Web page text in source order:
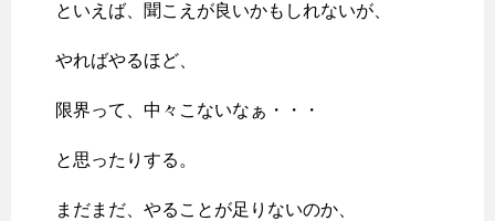
といえば、聞こえが良いかもしれないが、
やればやるほど、
限界って、中々こないなぁ・・・
と思ったりする。
まだまだ、やることが足りないのか、